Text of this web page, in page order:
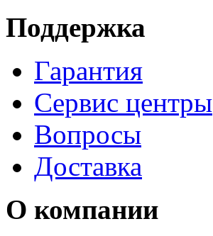
Поддержка
Гарантия
Сервис центры
Вопросы
Доставка
О компании